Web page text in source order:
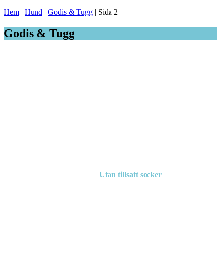
Hem | Hund | Godis & Tugg | Sida 2
Godis & Tugg
Utan tillsatt socker